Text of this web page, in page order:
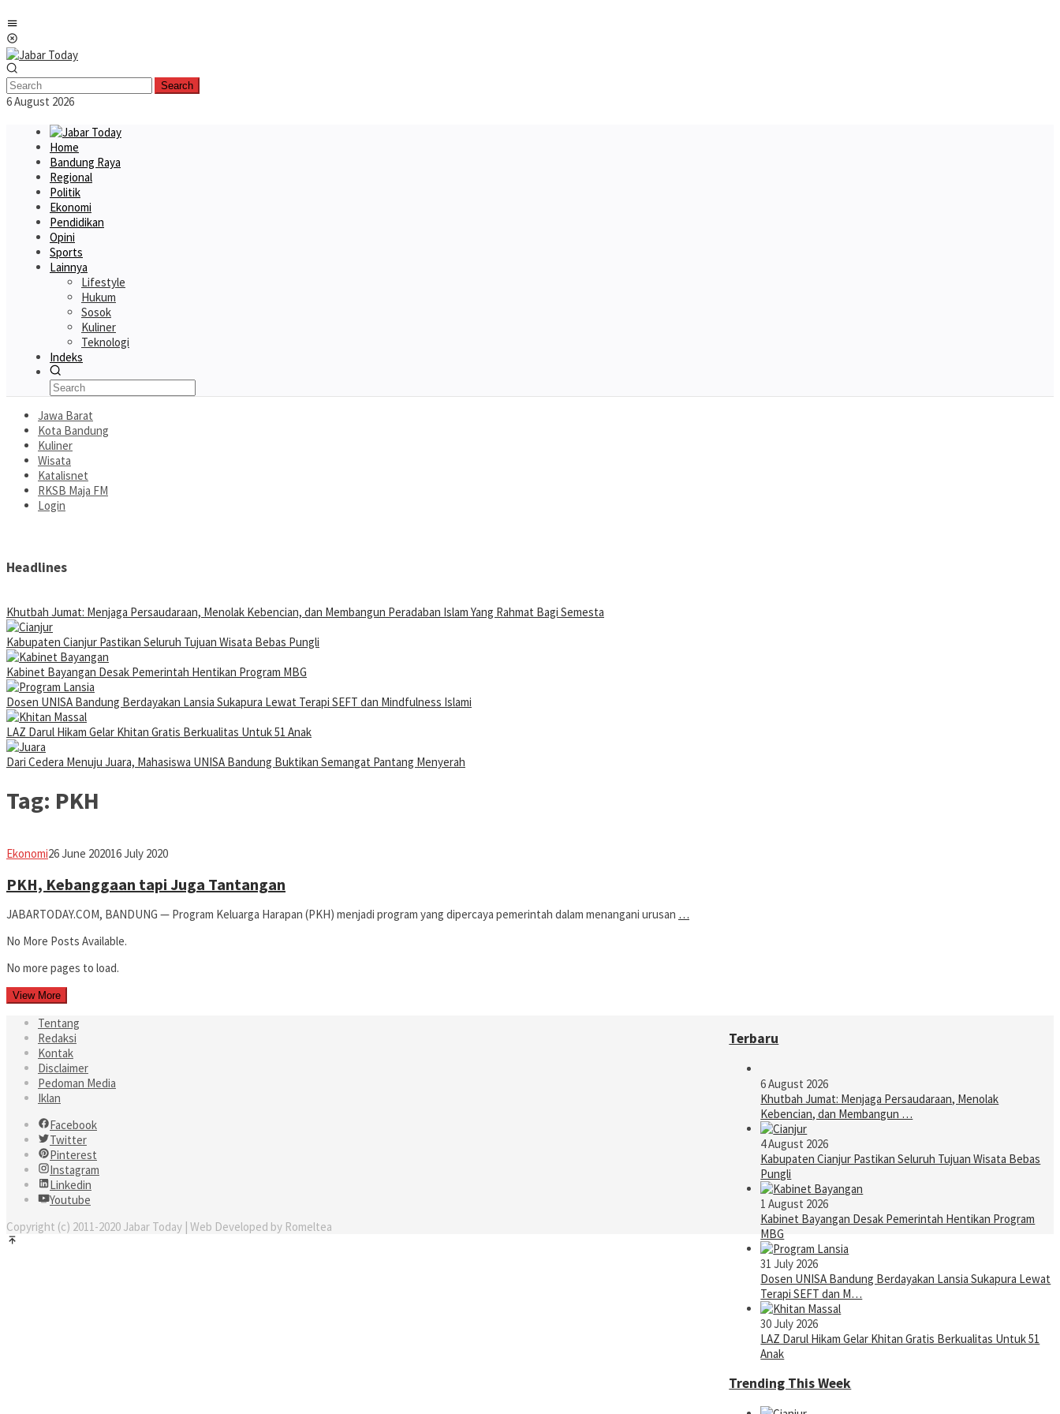
to
content
Search
6 August 2026
Home
Bandung Raya
Regional
Politik
Ekonomi
Pendidikan
Opini
Sports
Lainnya
Lifestyle
Hukum
Sosok
Kuliner
Teknologi
Indeks
Jawa Barat
Kota Bandung
Kuliner
Wisata
Katalisnet
RKSB Maja FM
Login
Headlines
Khutbah Jumat: Menjaga Persaudaraan, Menolak Kebencian, dan Membangun Peradaban Islam Yang Rahmat Bagi Semesta
Kabupaten Cianjur Pastikan Seluruh Tujuan Wisata Bebas Pungli
Kabinet Bayangan Desak Pemerintah Hentikan Program MBG
Dosen UNISA Bandung Berdayakan Lansia Sukapura Lewat Terapi SEFT dan Mindfulness Islami
LAZ Darul Hikam Gelar Khitan Gratis Berkualitas Untuk 51 Anak
Dari Cedera Menuju Juara, Mahasiswa UNISA Bandung Buktikan Semangat Pantang Menyerah
Tag: PKH
EkonomiAvila
26 June 202016 July 2020
PKH, Kebanggaan tapi Juga Tantangan
JABARTODAY.COM, BANDUNG — Program Keluarga Harapan (PKH) menjadi program yang dipercaya pemerintah dalam menangani urusan …
No More Posts Available.
No more pages to load.
View More
Terbaru
6 August 2026
Khutbah Jumat: Menjaga Persaudaraan, Menolak
Kebencian, dan Membangun …
4 August 2026
Kabupaten Cianjur Pastikan Seluruh Tujuan Wisata Bebas
Pungli
1 August 2026
Kabinet Bayangan Desak Pemerintah Hentikan Program
MBG
31 July 2026
Dosen UNISA Bandung Berdayakan Lansia Sukapura Lewat
Terapi SEFT dan M…
30 July 2026
LAZ Darul Hikam Gelar Khitan Gratis Berkualitas Untuk 51
Anak
Trending This Week
Tentang
Redaksi
Kontak
Disclaimer
Pedoman Media
Iklan
Facebook
Twitter
Pinterest
Instagram
Linkedin
Youtube
Copyright (c) 2011-2020 Jabar Today | Web Developed by Romeltea